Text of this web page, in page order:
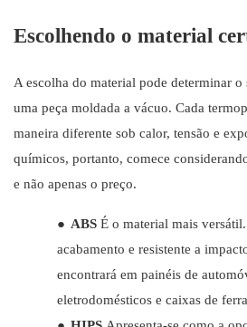
Escolhendo o material
A escolha do material pode determinar o
uma peça moldada a vácuo. Cada
maneira diferente sob calor, tensão e
químicos, portanto, comece
e não apenas o preço.
● ABS É o material mais
acabamento e resistente a
encontrará em painéis de
eletrodomésticos e caixas de